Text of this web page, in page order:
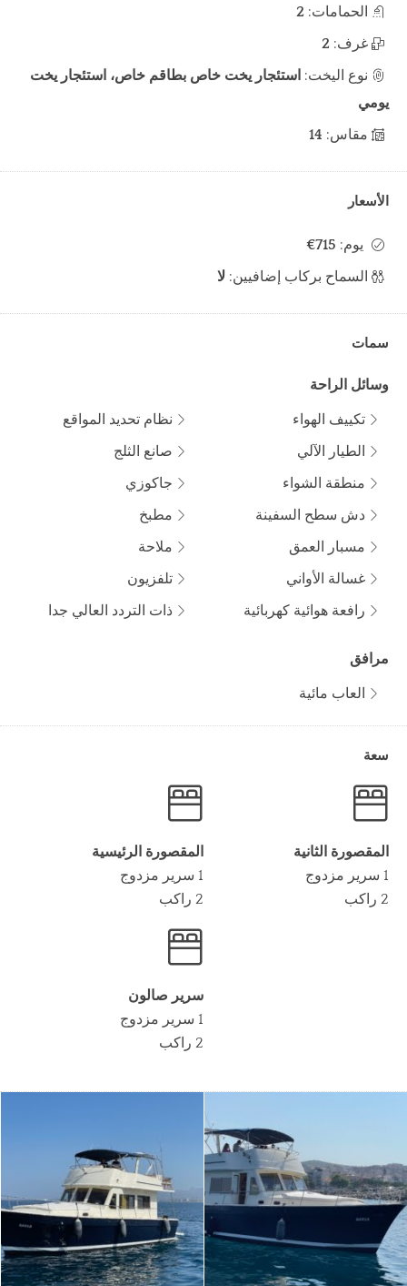
2
2
استئجار يخت خاص بطاقم خاص، استئجار يخت
يومي
14
الأسعار
715€
لا
سمات
وسائل الراحة
تكييف الهواء
الطيار الآلي
منطقة الشواء
دش سطح السفينة
مسبار العمق
غسالة الأواني
رافعة هوائية كهربائية
نظام تحديد المواقع
صانع الثلج
جاكوزي
مطبخ
ملاحة
تلفزيون
ذات التردد العالي جدا
مرافق
العاب مائية
سعة
المقصورة الرئيسية
1 سرير مزدوج
2 راكب
المقصورة الثانية
1 سرير مزدوج
2 راكب
سرير صالون
1 سرير مزدوج
2 راكب